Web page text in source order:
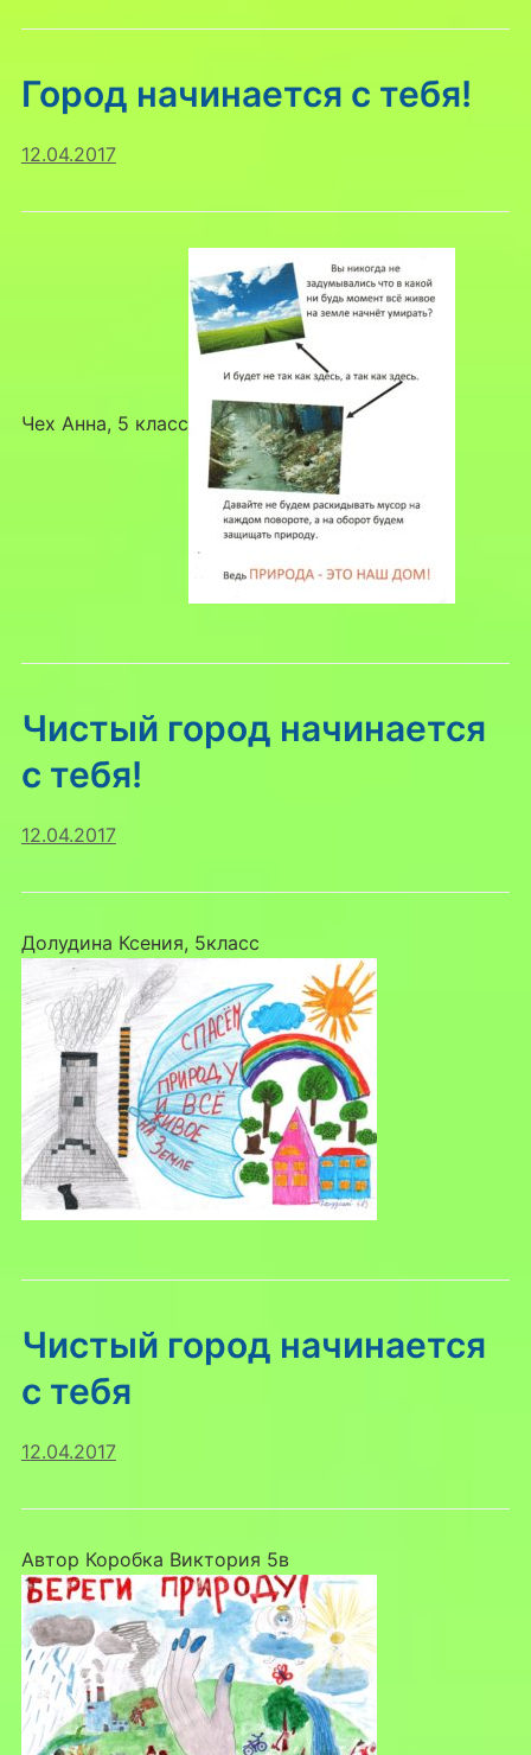
Город начинается с тебя!
12.04.2017
Чех Анна, 5 класс
Чистый город начинается
с тебя!
12.04.2017
Долудина Ксения, 5класс
Чистый город начинается
с тебя
12.04.2017
Автор Коробка Виктория 5в